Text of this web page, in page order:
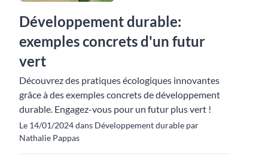
Développement durable:
exemples concrets d'un futur
vert
Découvrez des pratiques écologiques innovantes
grâce à des exemples concrets de développement
durable. Engagez-vous pour un futur plus vert !
Le 14/01/2024 dans Développement durable par
Nathalie Pappas